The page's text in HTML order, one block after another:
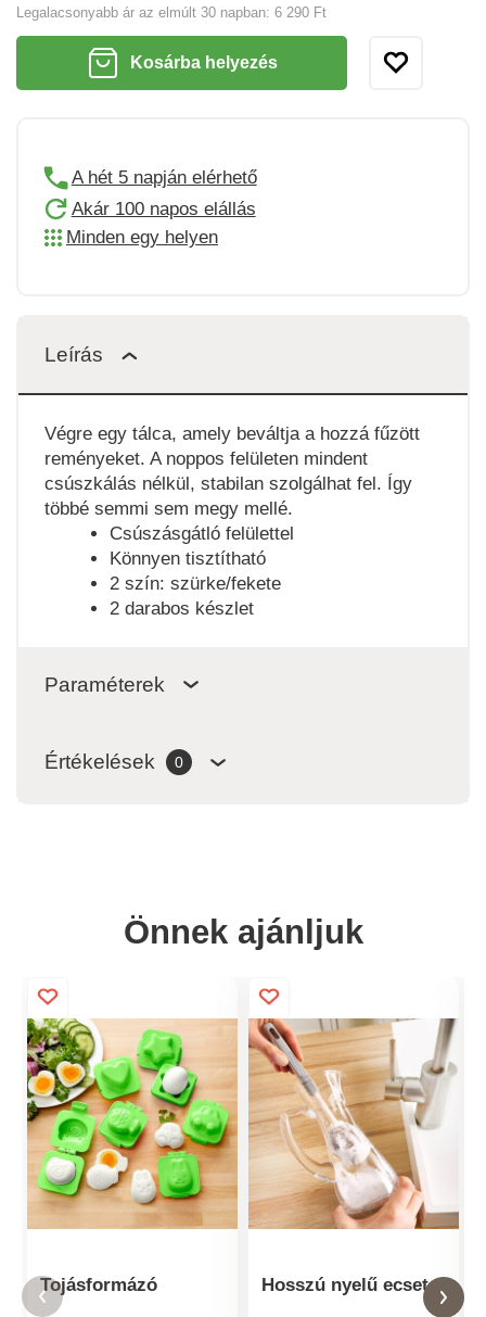
Legalacsonyabb ár az elmúlt 30 napban: 6 290 Ft
Kosárba helyezés
A hét 5 napján elérhető
Akár 100 napos elállás
Minden egy helyen
Leírás
Végre egy tálca, amely beváltja a hozzá fűzött
reményeket. A noppos felületen mindent
csúszkálás nélkül, stabilan szolgálhat fel. Így
többé semmi sem megy mellé.
Csúszásgátló felülettel
Könnyen tisztítható
2 szín: szürke/fekete
2 darabos készlet
Paraméterek
Értékelések 0
Önnek ajánljuk
Tojásformázó Hosszú nyelű ecset